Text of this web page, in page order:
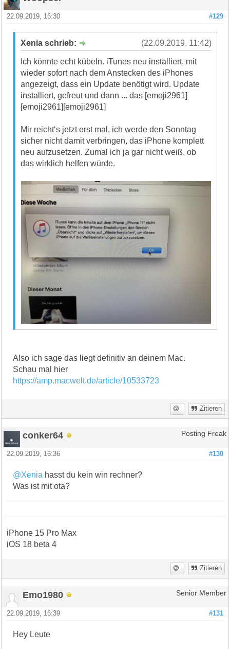
#129
22.09.2019, 16:30
(22.09.2019, 11:42)
Xenia schrieb:
Ich könnte echt kübeln. iTunes neu installiert, mit
wieder sofort nach dem Anstecken des iPhones
angezeigt, dass ein Update benötigt wird. Update
installiert, gefreut und dann ... das [emoji2961]
[emoji2961][emoji2961]
Mir reicht‘s jetzt erst mal, ich werde den Sonntag
sicher nicht damit verbringen, das iPhone komplett
neu aufzusetzen. Zumal ich ja gar nicht weiß, ob
das wirklich helfen würde.
Also ich sage das liegt definitiv an deinem Mac.
Schau mal hier
https://amp.macwelt.de/article/10533723
Zitieren
conker64 Posting Freak
#130
22.09.2019, 16:36
@Xenia hasst du kein win rechner?
Was ist mit ota?
iPhone 15 Pro Max
iOS 18 beta 4
Zitieren
Emo1980 Senior Member
#131
22.09.2019, 16:39
Hey Leute